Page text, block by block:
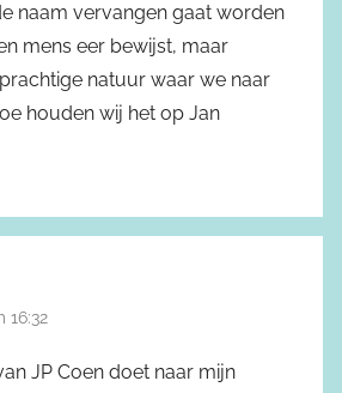
naam vervangen gaat worden
mens eer bewijst, maar
natuur waar we naar
houden wij het op Jan
16:32
JP Coen doet naar mijn